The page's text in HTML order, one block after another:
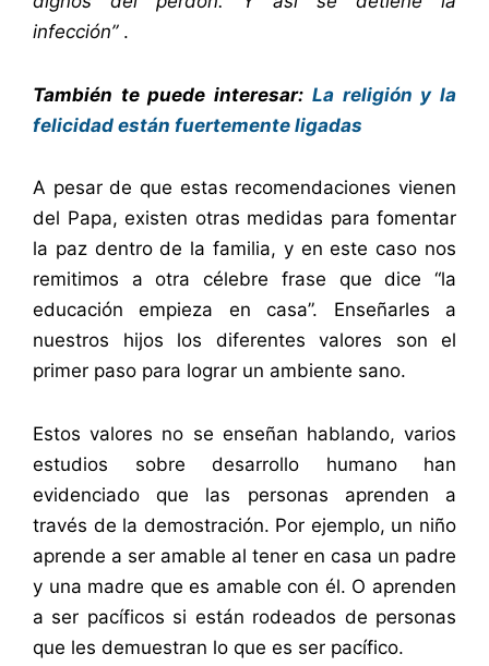
infección”.
También te puede interesar: La religión y la
felicidad están fuertemente ligadas
A pesar de que estas recomendaciones vienen
del Papa, existen otras medidas para fomentar
la paz dentro de la familia, y en este caso nos
remitimos a otra célebre frase que dice “la
educación empieza en casa”. Enseñarles a
nuestros hijos los diferentes valores son el
primer paso para lograr un ambiente sano.
Estos valores no se enseñan hablando, varios
estudios sobre desarrollo humano han
evidenciado que las personas aprenden a
través de la demostración. Por ejemplo, un niño
aprende a ser amable al tener en casa un padre
y una madre que es amable con él. O aprenden
a ser pacíficos si están rodeados de personas
que les demuestran lo que es ser pacífico.